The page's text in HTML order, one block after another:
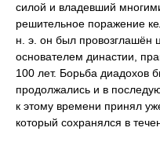
силой и владевший
решительное поражение
н. э. он был провозглашён
основателем династии,
100 лет. Борьба диадохов
продолжались и в
к этому времени принял
который сохранялся в